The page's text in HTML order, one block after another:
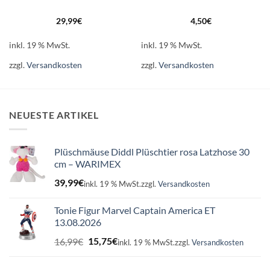
29,99€
inkl. 19 % MwSt.
zzgl.Versandkosten
4,50€
inkl. 19 % MwSt.
zzgl.Versandkosten
NEUESTE ARTIKEL
Plüschmäuse Diddl Plüschtier rosa Latzhose 30
cm – WARIMEX
39,99€inkl. 19 % MwSt.zzgl. Versandkosten
Tonie Figur Marvel Captain America ET
13.08.2026
16,99€ Ursprünglicher
15,75€Aktueller
inkl. 19 % MwSt.zzgl. Versandkosten